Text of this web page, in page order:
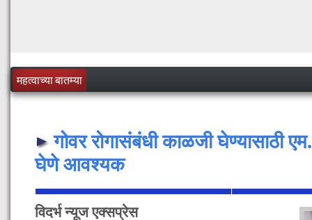
महत्वाच्या बातम्या
गोवर रोगासंबंधी काळजी घेण्यासाठी
घेणे आवश्यक
विदर्भ न्यूज एक्सप्रेस